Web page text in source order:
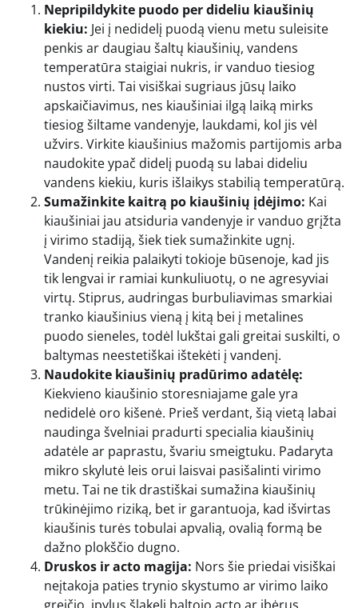
Nepripildykite puodo per dideliu kiaušinių
kiekiu: Jei į nedidelį puodą vienu metu suleisite
penkis ar daugiau šaltų kiaušinių, vandens
temperatūra staigiai nukris, ir vanduo tiesiog
nustos virti. Tai visiškai sugriaus jūsų laiko
apskaičiavimus, nes kiaušiniai ilgą laiką mirks
tiesiog šiltame vandenyje, laukdami, kol jis vėl
užvirs. Virkite kiaušinius mažomis partijomis arba
naudokite ypač didelį puodą su labai dideliu
vandens kiekiu, kuris išlaikys stabilią temperatūrą.
Sumažinkite kaitrą po kiaušinių įdėjimo: Kai
kiaušiniai jau atsiduria vandenyje ir vanduo grįžta
į virimo stadiją, šiek tiek sumažinkite ugnį.
Vandenį reikia palaikyti tokioje būsenoje, kad jis
tik lengvai ir ramiai kunkuliuotų, o ne agresyviai
virtų. Stiprus, audringas burbuliavimas smarkiai
tranko kiaušinius vieną į kitą bei į metalines
puodo sieneles, todėl lukštai gali greitai suskilti, o
baltymas neestetiškai ištekėti į vandenį.
Naudokite kiaušinių pradūrimo adatėlę:
Kiekvieno kiaušinio storesniajame gale yra
nedidelė oro kišenė. Prieš verdant, šią vietą labai
naudinga švelniai pradurti specialia kiaušinių
adatėle ar paprastu, švariu smeigtuku. Padaryta
mikro skylutė leis orui laisvai pasišalinti virimo
metu. Tai ne tik drastiškai sumažina kiaušinių
trūkinėjimo riziką, bet ir garantuoja, kad išvirtas
kiaušinis turės tobulai apvalią, ovalią formą be
dažno plokščio dugno.
Druskos ir acto magija: Nors šie priedai visiškai
neįtakoja paties trynio skystumo ar virimo laiko